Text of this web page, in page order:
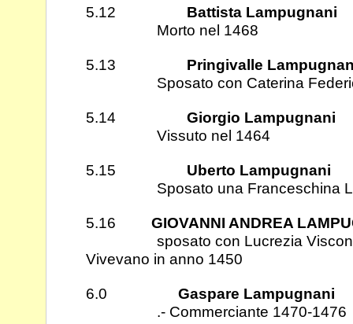
5.12 Battista Lampugnani
Morto nel 1468
5.13 Pringivalle
Sposato con Caterina
5.14 Giorgio Lampugnani
Vissuto nel 1464
5.15 Uberto Lampugnani
Sposato una Franceschina
5.16 GIOVANNI ANDREA
sposato con Lucrezia Visconti
Vivevano in anno 1450
6.0 Gaspare Lampugnani
.- Commerciante 1470-1476